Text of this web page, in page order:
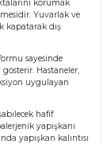
korumak
Yuvarlak ve
kapatarak dış
sayesinde
Hastaneler,
uygulayan
hafif
yapışkanı
yapışkan kalıntısı